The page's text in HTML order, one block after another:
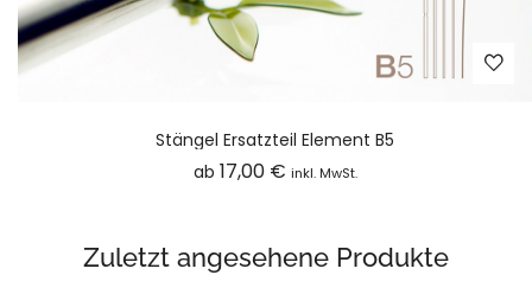
Stängel Ersatzteil Element B5
ab 17,00 € inkl. MwSt.
Zuletzt angesehene Produkte